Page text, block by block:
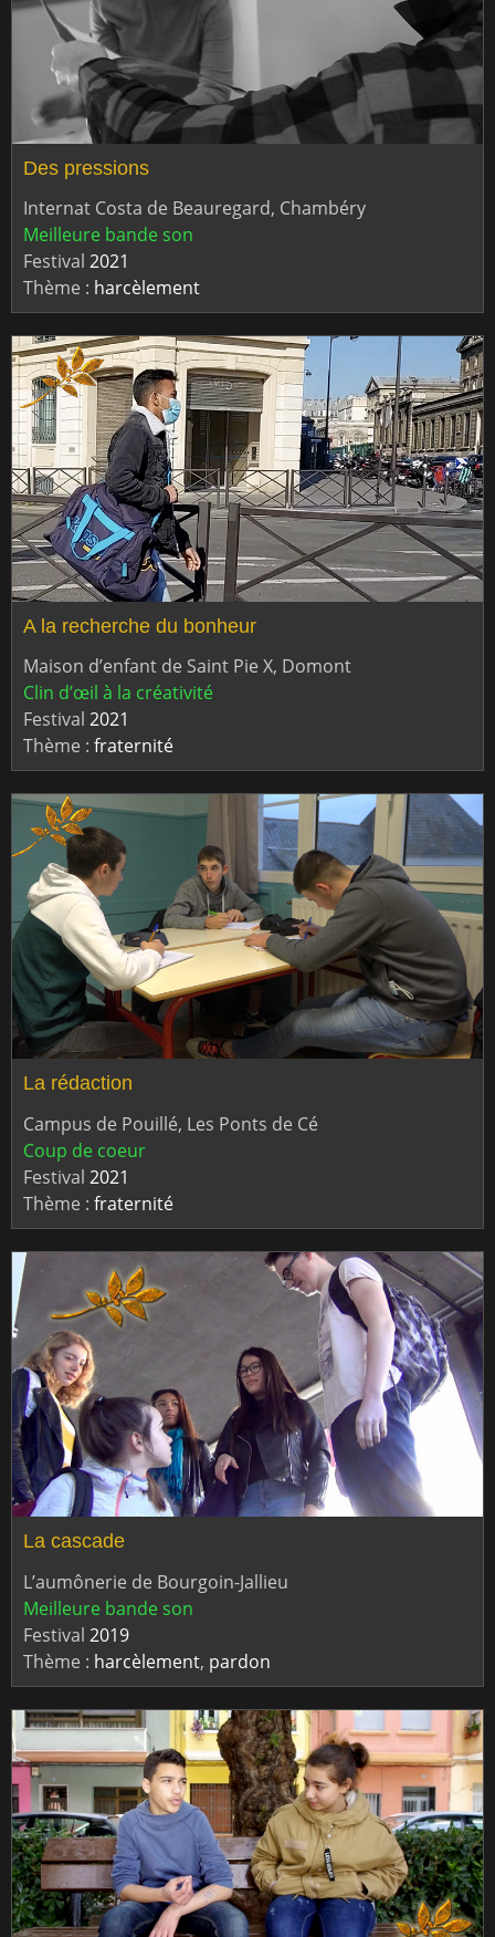
Des pressions
Internat Costa de Beauregard, Chambéry
Meilleure bande son
Festival 2021
Thème : harcèlement
A la recherche du bonheur
Maison d’enfant de Saint Pie X, Domont
Clin d’œil à la créativité
Festival 2021
Thème : fraternité
La rédaction
Campus de Pouillé, Les Ponts de Cé
Coup de coeur
Festival 2021
Thème : fraternité
La cascade
L’aumônerie de Bourgoin-Jallieu
Meilleure bande son
Festival 2019
Thème : harcèlement, pardon